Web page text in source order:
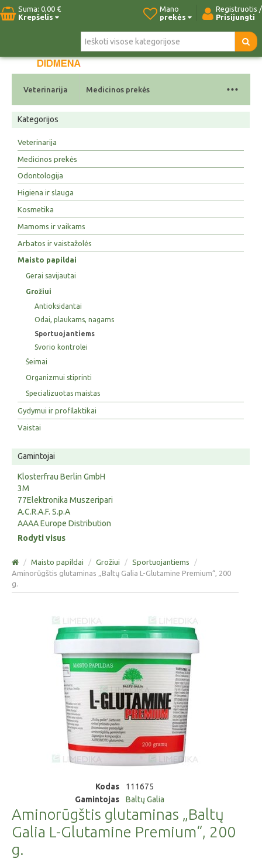
Suma: 0,00 €
Krepšelis
Registruotis /
Prisijungti
Mano
prekės
Pradžia Naujos prekės Kontaktai
Veterinarija Medicinos prekės ...
Kategorijos
Veterinarija
Medicinos prekės
Odontologija
Higiena ir slauga
Kosmetika
Mamoms ir vaikams
Arbatos ir vaistažolės
Maisto papildai
Gerai savijautai
Grožiui
Antioksidantai
Odai, plaukams, nagams
Sportuojantiems
Svorio kontrolei
Šeimai
Organizmui stiprinti
Specializuotas maistas
Gydymui ir profilaktikai
Vaistai
Gamintojai
Klosterfrau Berlin GmbH
3M
77Elektronika Muszeripari
A.C.R.A.F. S.p.A
AAAA Europe Distribution
Rodyti visus
/ Maisto papildai / Grožiui / Sportuojantiems
/
Aminorūgštis glutaminas „Baltų Galia L-Glutamine Premium“, 200
g.
Kodas
111675
Gamintojas
Baltų Galia
Aminorūgštis glutaminas „Baltų
Galia L-Glutamine Premium“, 200
g.